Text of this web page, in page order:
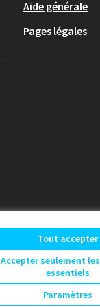
Tout accepter
Accepter seulement
essentiels
Paramètres
Aide générale
Pages légales